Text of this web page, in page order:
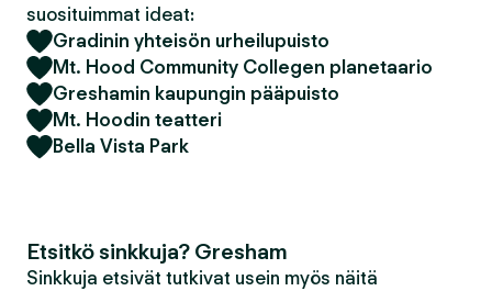
suosituimmat ideat:
Gradinin yhteisön urheilupuisto
Mt. Hood Community Collegen planetaario
Greshamin kaupungin pääpuisto
Mt. Hoodin teatteri
Bella Vista Park
Etsitkö sinkkuja? Gresham
Sinkkuja etsivät tutkivat usein myös näitä